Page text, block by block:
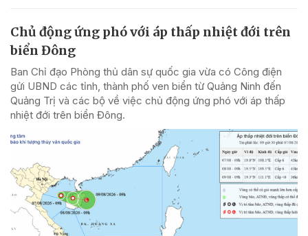
Chủ động ứng phó với áp thấp nhiệt đới trên
biển Đông
Ban Chỉ đạo Phòng thủ dân sự quốc gia vừa có Công điện
gửi UBND các tỉnh, thành phố ven biển từ Quảng Ninh đến
Quảng Trị và các bộ về việc chủ động ứng phó với áp thấp
nhiệt đới trên biển Đông.